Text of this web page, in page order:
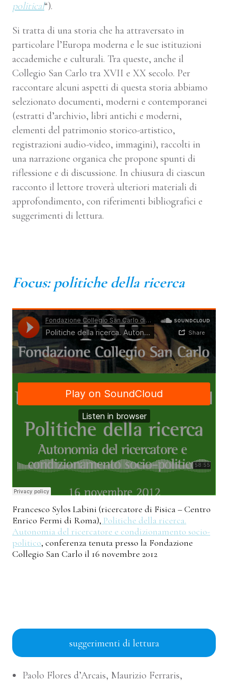
political“).
Si tratta di una storia che ha attraversato in
particolare l’Europa moderna e le sue istituzioni
accademiche e culturali. Tra queste, anche il
Collegio San Carlo tra XVII e XX secolo. Per
raccontare alcuni aspetti di questa storia abbiamo
selezionato documenti, moderni e contemporanei
(estratti d’archivio, libri antichi e moderni,
elementi del patrimonio storico-artistico,
registrazioni audio-video, immagini), raccolti in
una narrazione organica che propone spunti di
riflessione e di discussione. In chiusura di ciascun
racconto il lettore troverà ulteriori materiali di
approfondimento, con riferimenti bibliografici e
suggerimenti di lettura.
Focus: politiche della ricerca
Francesco Sylos Labini (ricercatore di Fisica – Centro
Enrico Fermi di Roma), Politiche della ricerca.
Autonomia del ricercatore e condizionamento socio-
politico, conferenza tenuta presso la Fondazione
Collegio San Carlo il 16 novembre 2012
suggerimenti di lettura
Paolo Flores d’Arcais, Maurizio Ferraris,